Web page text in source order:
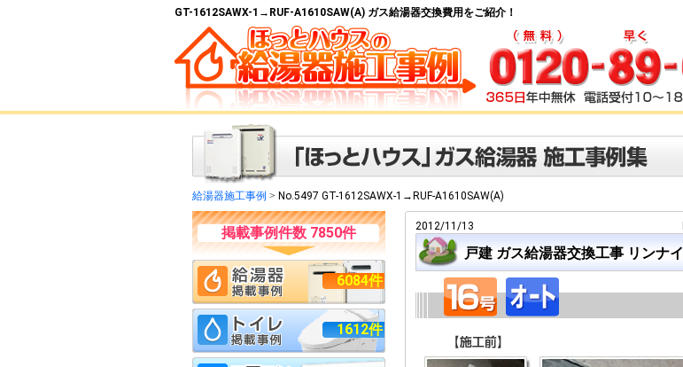
GT-1612SAWX-1→RUF-A1610SAW(A) ガス給湯器交換費用をご紹介！
給湯器施工事例 > No.5497 GT-1612SAWX-1→RUF-A1610SAW(A)
掲載事例件数 7850件
6084件
1612件
2012/11/13
戸建 ガス給湯器交換工事 リンナイ